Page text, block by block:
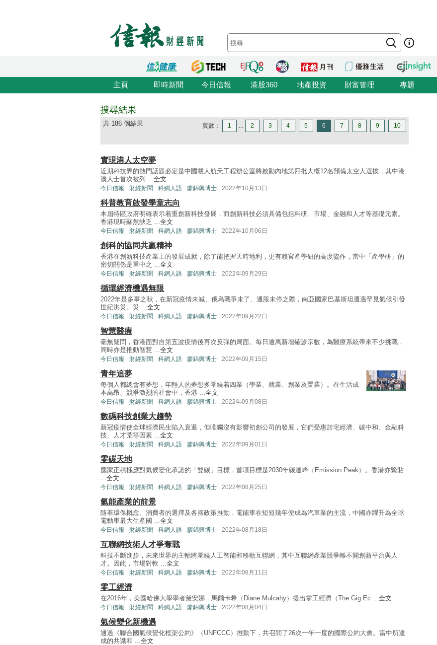
主頁 即時新聞 今日信報 港股360 地產投資 財富管理 專題
搜尋結果
共 186 個結果 頁數： 1 ... 2 3 4 5 6 7 8 9 10
實現港人太空夢
近期科技界的熱門話題必定是中國載人航天工程辦公室將啟動內地第四批大概12名預備太空人選拔，其中港
澳人士首次被列 ...全文
今日信報 財經新聞 科網人語 廖錦興博士 2022年10月13日
科普教育啟發學童志向
本屆特區政府明確表示着重創新科技發展，而創新科技必須具備包括科研、市場、金融和人才等基礎元素。
香港現時顯然缺乏 ...全文
今日信報 財經新聞 科網人語 廖錦興博士 2022年10月06日
創科的協同共贏精神
香港在創新科技產業上的發展成就，除了能把握天時地利，更有賴官產學研的高度協作，當中「產學研」的
密切關係是重中之 ...全文
今日信報 財經新聞 科網人語 廖錦興博士 2022年09月29日
循環經濟機遇無限
2022年是多事之秋，在新冠疫情未減、俄烏戰爭未了、通脹未停之際，南亞國家巴基斯坦遭遇罕見氣候引發
世紀洪災。災 ...全文
今日信報 財經新聞 科網人語 廖錦興博士 2022年09月22日
智慧醫療
毫無疑問，香港面對自第五波疫情後再次反彈的局面。每日逾萬新增確診宗數，為醫療系統帶來不少挑戰，
同時亦是推動智慧 ...全文
今日信報 財經新聞 科網人語 廖錦興博士 2022年09月15日
青年追夢
每個人都總會有夢想，年輕人的夢想多圍繞着四業（學業、就業、創業及置業）。在生活成
本高昂、競爭激烈的社會中，香港 ...全文
今日信報 財經新聞 科網人語 廖錦興博士 2022年09月08日
數碼科技創業大趨勢
新冠疫情使全球經濟民生陷入衰退，但唯獨沒有影響初創公司的發展，它們受惠於宅經濟、碳中和、金融科
技、人才荒等因素 ...全文
今日信報 財經新聞 科網人語 廖錦興博士 2022年09月01日
零碳天地
國家正積極應對氣候變化承諾的「雙碳」目標，首項目標是2030年碳達峰（Emission Peak）。香港亦緊貼
...全文
今日信報 財經新聞 科網人語 廖錦興博士 2022年08月25日
氫能產業的前景
隨着環保概念、消費者的選擇及各國政策推動，電能車在短短幾年便成為汽車業的主流，中國亦躍升為全球
電動車最大生產國 ...全文
今日信報 財經新聞 科網人語 廖錦興博士 2022年08月18日
互聯網技術人才爭奪戰
科技不斷進步，未來世界的主軸將圍繞人工智能和移動互聯網，其中互聯網產業競爭離不開創新平台與人
才。因此，市場對軟 ...全文
今日信報 財經新聞 科網人語 廖錦興博士 2022年08月11日
零工經濟
在2016年，美國哈佛大學學者黛安娜．馬爾卡希（Diane Mulcahy）提出零工經濟（The Gig Ec ...全文
今日信報 財經新聞 科網人語 廖錦興博士 2022年08月04日
氣候變化新機遇
通過《聯合國氣候變化框架公約》（UNFCCC）推動下，共召開了26次一年一度的國際公約大會。當中所達
成的共識和 ...全文